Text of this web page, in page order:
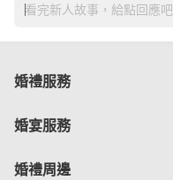
看完新人故事，給點回應吧
婚禮服務
婚宴服務
婚禮周邊